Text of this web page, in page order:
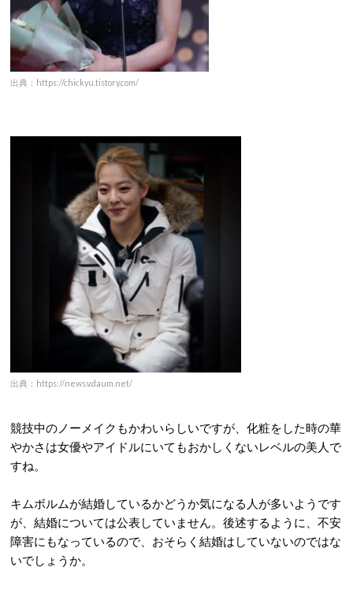
出典：https://chickyu.tistory.com/
出典：https://news.v.daum.net/
競技中のノーメイクもかわいらしいですが、化粧をした時の華
やかさは女優やアイドルにいてもおかしくないレベルの美人で
すね。
キムボルムが結婚しているかどうか気になる人が多いようです
が、結婚については公表していません。後述するように、不安
障害にもなっているので、おそらく結婚はしていないのではな
いでしょうか。